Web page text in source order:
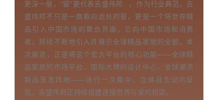
更深一层，“窗”更代表吉盛伟邦
。作为行业典范，吉
盛伟邦不只是一扇看向远处的窗，更是一个将世界精
品引入中国市场的聚合界面。它向中国市场和消费
者，持续不断地引入并展示全球精品家居的全貌。本
次展览，正是将这个宏大平台的核心功能——全球精
品家居的市场平台、国际大牌的设计中心、全球潮流
新品首发阵地——进行一次集中、立体且生动的呈
现。吉盛伟邦正持续搭建连接世界与家的桥梁。